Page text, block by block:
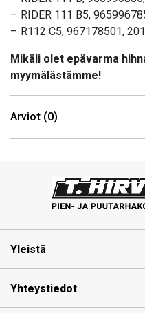
– RIDER 111 B5,
– R112 C5, 967178501,
Mikäli olet epävarma
myymälästämme!
Arviot (0)
Yleistä
Yhteystiedot